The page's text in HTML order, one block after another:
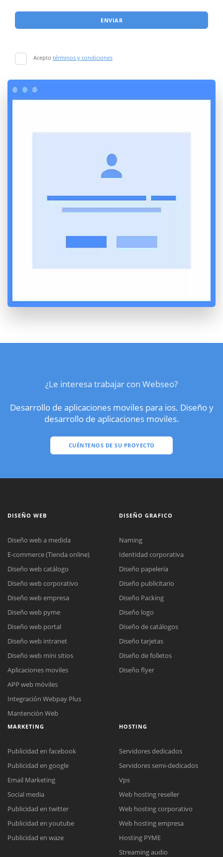
ENVIAR
Acepto términos y condiciones
¿Le interesa trabajar con Webseo?
Desarrollo de aplicaciones moviles para ios. Diseño y
desarrollo de aplicaciones moviles.
CUÉNTENOS DE SU PROYECTO
Reunión online
Nuestros ejecutivos le enviarán un correo electrónico con el enlace a
Meet para la reunión online.
Cotización
Todos nuestros ejecutivos están fuera de línea. Complete el formulario
DISEÑO WEB
Diseño web a medida
E-commerce (Tienda online)
Diseño web catálogo
Diseño web corporativo
Diseño web empresa
Diseño web pyme
Diseño web portal
Diseño web intranet
Diseño web mini sitios
Aplicaciones moviles
APP web móviles
Integración Webpay Plus
Mantención Web
DISEÑO GRAFICO
Naming
Identidad corporativa
Diseño papelería
Diseño publicitario
Diseño Packing
Diseño logo
Diseño de catálogos
Diseño tarjetas
Diseño de folletos
Diseño flyer
MARKETING
Publicidad en facebook
Publicidad en google
Email Marketing
Social media
Publicidad en twitter
Publicidad en youtube
Publicidad en waze
HOSTING
Servidores dedicados
Servidores semi-dedicados
Vps
Web hosting reseller
Web hosting corporativo
Web hosting empresa
Hosting PYME
Streaming audio